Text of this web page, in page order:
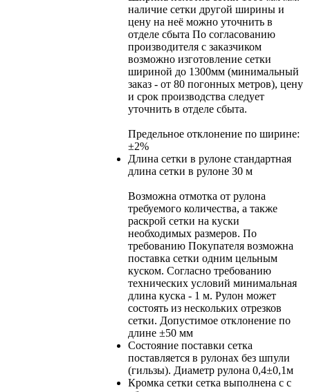
наличие сетки другой ширины и
цену на неё можно уточнить в
отделе сбыта По согласованию
производителя с заказчиком
возможно изготовление сетки
шириной до 1300мм (минимальный
заказ - от 80 погонных метров), цену
и срок производства следует
уточнить в отделе сбыта.
Предельное отклонение по ширине:
±2%
Длина сетки в рулоне стандартная
длина сетки в рулоне 30 м
Возможна отмотка от рулона
требуемого количества, а также
раскрой сетки на куски
необходимых размеров. По
требованию Покупателя возможна
поставка сетки одним цельным
куском. Согласно требованию
технических условий минимальная
длина куска - 1 м. Рулон может
состоять из нескольких отрезков
сетки. Допустимое отклонение по
длине ±50 мм
Состояние поставки сетка
поставляется в рулонах без шпули
(гильзы). Диаметр рулона 0,4±0,1м
Кромка сетки сетка выполнена с с